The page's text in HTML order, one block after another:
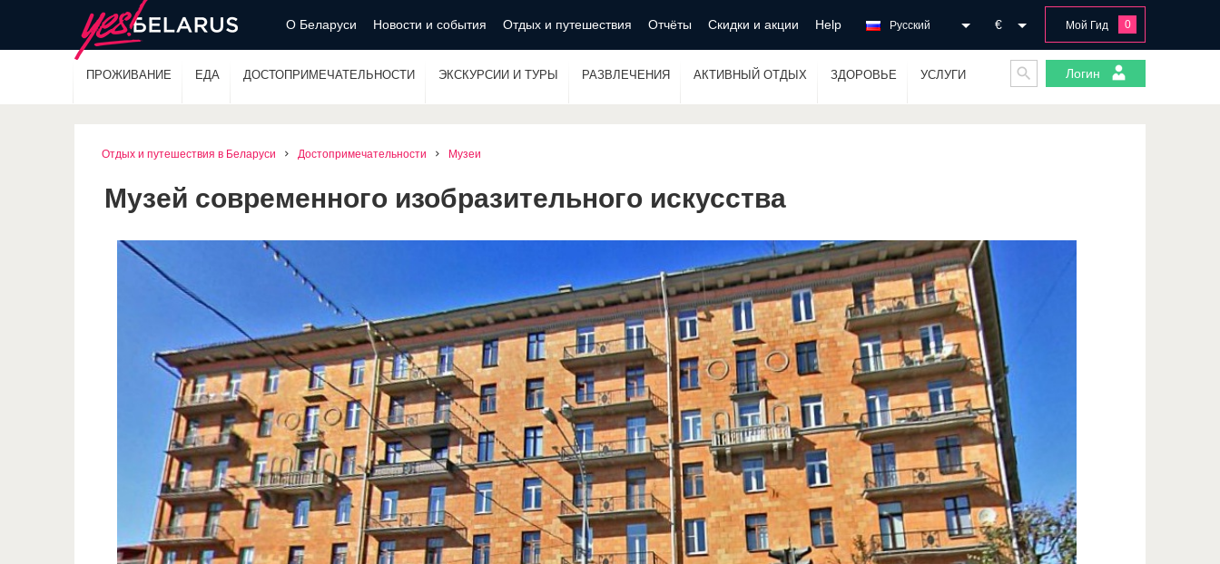
О Беларуси Новости и события Отдых и путешествия Отчёты Скидки и акции Help Мой Гид 0
€
Русский
ПРОЖИВАНИЕ ЕДА ДОСТОПРИМЕЧАТЕЛЬНОСТИ ЭКСКУРСИИ И ТУРЫ РАЗВЛЕЧЕНИЯ АКТИВНЫЙ ОТДЫХ ЗДОРОВЬЕ УСЛУГИ Логин
Отдых и путешествия в Беларуси Достопримечательности Музеи
Музей современного изобразительного искусства